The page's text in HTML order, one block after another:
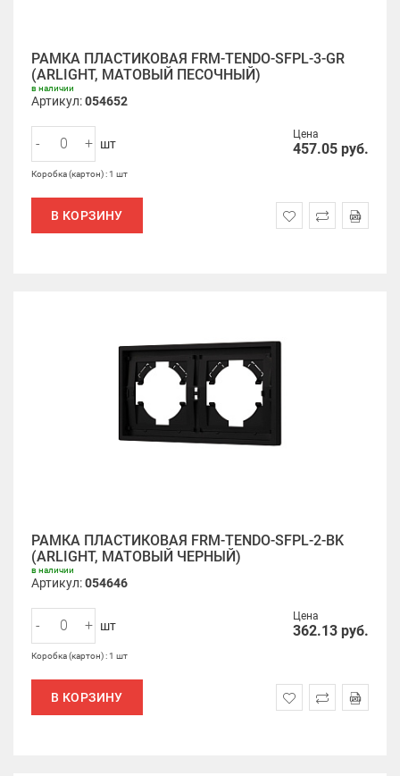
РАМКА ПЛАСТИКОВАЯ FRM-TENDO-SFPL-3-GR
(ARLIGHT, МАТОВЫЙ ПЕСОЧНЫЙ)
в наличии
Артикул:054652
Цена
457.05 руб.
- + шт
Коробка (картон) : 1 шт
В КОРЗИНУ
РАМКА ПЛАСТИКОВАЯ FRM-TENDO-SFPL-2-BK
(ARLIGHT, МАТОВЫЙ ЧЕРНЫЙ)
в наличии
Артикул:054646
Цена
362.13 руб.
- + шт
Коробка (картон) : 1 шт
В КОРЗИНУ